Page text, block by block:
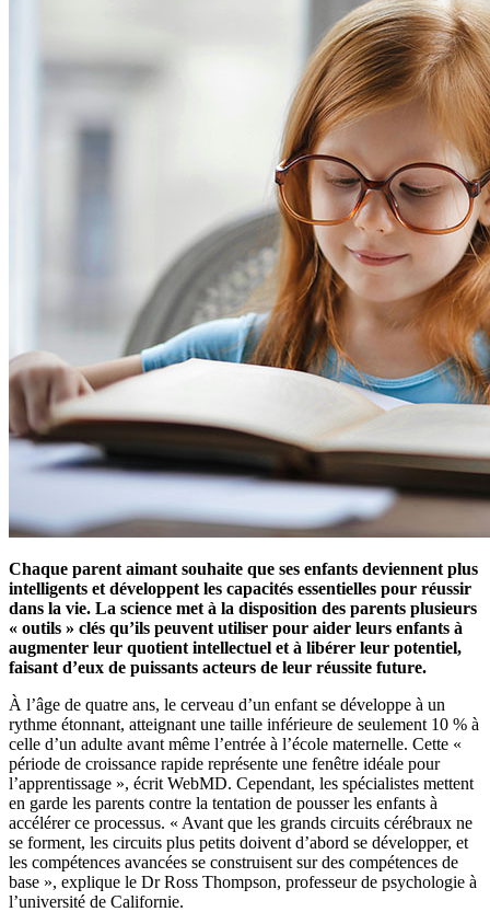
Chaque parent aimant souhaite que ses enfants deviennent plus
intelligents et développent les capacités essentielles pour réussir
dans la vie. La science met à la disposition des parents plusieurs
« outils » clés qu’ils peuvent utiliser pour aider leurs enfants à
augmenter leur quotient intellectuel et à libérer leur potentiel,
faisant d’eux de puissants acteurs de leur réussite future.
À l’âge de quatre ans, le cerveau d’un enfant se développe à un
rythme étonnant, atteignant une taille inférieure de seulement 10 % à
celle d’un adulte avant même l’entrée à l’école maternelle. Cette «
période de croissance rapide représente une fenêtre idéale pour
l’apprentissage », écrit WebMD. Cependant, les spécialistes mettent
en garde les parents contre la tentation de pousser les enfants à
accélérer ce processus. « Avant que les grands circuits cérébraux ne
se forment, les circuits plus petits doivent d’abord se développer, et
les compétences avancées se construisent sur des compétences de
base », explique le Dr Ross Thompson, professeur de psychologie à
l’université de Californie.